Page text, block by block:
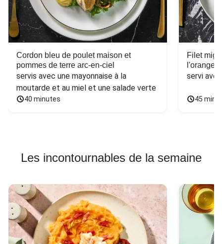
Cordon bleu de poulet maison et
pommes de terre arc-en-ciel
servis avec une mayonnaise à la
moutarde et au miel et une salade verte
40 minutes
Filet
l'orange
servi
45
Les incontournables de la semaine